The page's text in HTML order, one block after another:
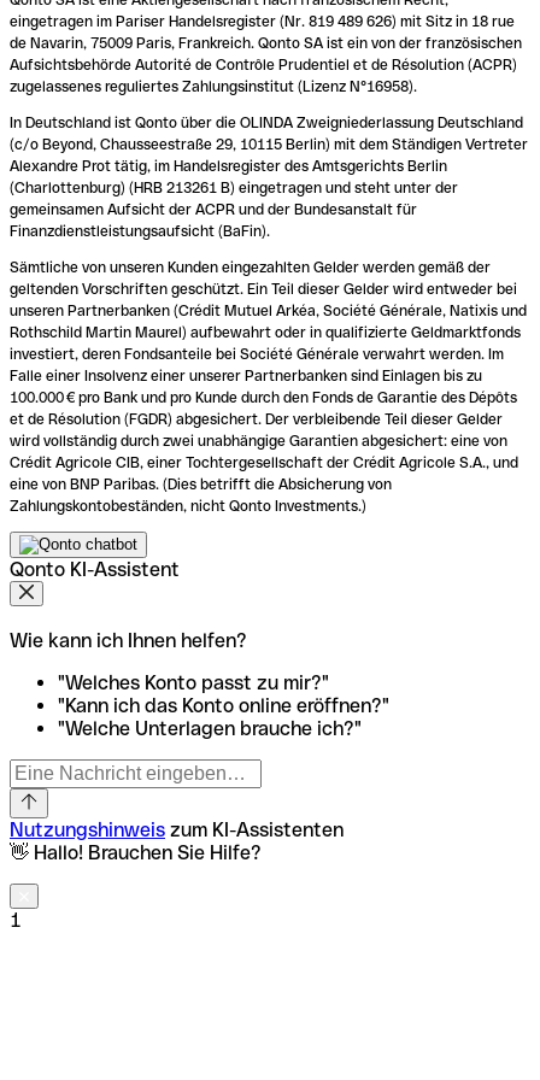
eingetragen im Pariser Handelsregister (Nr. 819 489 626) mit Sitz in 18 rue
de Navarin, 75009 Paris, Frankreich. Qonto SA ist ein von der französischen
Aufsichtsbehörde Autorité de Contrôle Prudentiel et de Résolution (ACPR)
zugelassenes reguliertes Zahlungsinstitut (Lizenz N°16958).
In Deutschland ist Qonto über die OLINDA Zweigniederlassung Deutschland
(c/o Beyond, Chausseestraße 29, 10115 Berlin) mit dem Ständigen Vertreter
Alexandre Prot tätig, im Handelsregister des Amtsgerichts Berlin
(Charlottenburg) (HRB 213261 B) eingetragen und steht unter der
gemeinsamen Aufsicht der ACPR und der Bundesanstalt für
Finanzdienstleistungsaufsicht (BaFin).
Sämtliche von unseren Kunden eingezahlten Gelder werden gemäß der
geltenden Vorschriften geschützt. Ein Teil dieser Gelder wird entweder bei
unseren Partnerbanken (Crédit Mutuel Arkéa, Société Générale, Natixis und
Rothschild Martin Maurel) aufbewahrt oder in qualifizierte Geldmarktfonds
investiert, deren Fondsanteile bei Société Générale verwahrt werden. Im
Falle einer Insolvenz einer unserer Partnerbanken sind Einlagen bis zu
100.000 € pro Bank und pro Kunde durch den Fonds de Garantie des Dépôts
et de Résolution (FGDR) abgesichert. Der verbleibende Teil dieser Gelder
wird vollständig durch zwei unabhängige Garantien abgesichert: eine von
Crédit Agricole CIB, einer Tochtergesellschaft der Crédit Agricole S.A., und
eine von BNP Paribas. (Dies betrifft die Absicherung von
Zahlungskontobeständen, nicht Qonto Investments.)
Qonto KI-Assistent
Wie kann ich Ihnen helfen?
"Welches Konto passt zu mir?"
"Kann ich das Konto online eröffnen?"
"Welche Unterlagen brauche ich?"
Nutzungshinweis zum KI-Assistenten
👋 Hallo! Brauchen Sie Hilfe?
1